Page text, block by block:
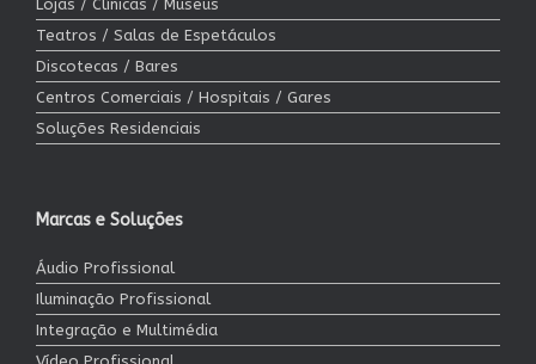
Lojas / Clínicas / Museus
Teatros / Salas de Espetáculos
Discotecas / Bares
Centros Comerciais / Hospitais / Gares
Soluções Residenciais
Marcas e Soluções
Áudio Profissional
Iluminação Profissional
Integração e Multimédia